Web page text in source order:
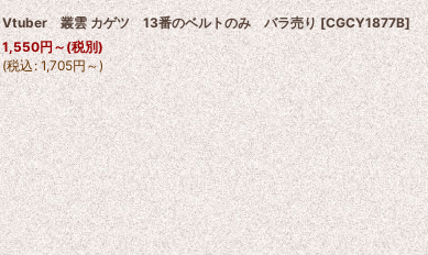
Vtuber 叢雲 カゲツ 13番のベルトのみ バラ売り [CGCY1877B]
1,550円～(税別)
(税込: 1,705円～)